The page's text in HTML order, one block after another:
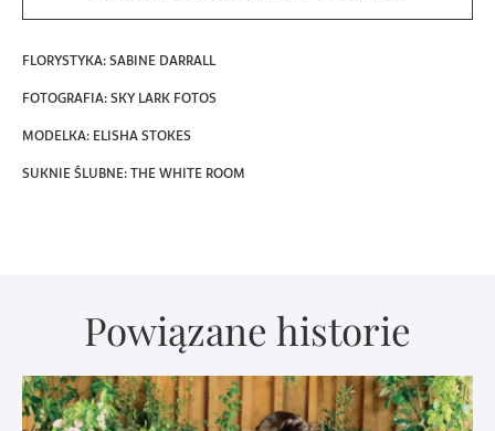
FLORYSTYKA: SABINE DARRALL
FOTOGRAFIA: SKY LARK FOTOS
MODELKA: ELISHA STOKES
SUKNIE ŚLUBNE: THE WHITE ROOM
Powiązane historie